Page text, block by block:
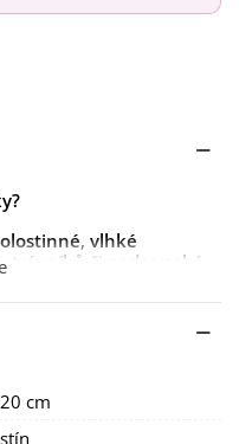
, vlhké
trávníků či
pod vysoké
cm